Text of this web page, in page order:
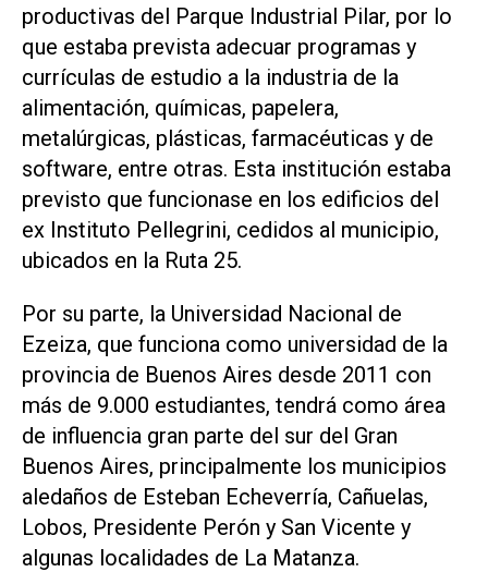
productivas del Parque Industrial Pilar, por lo
que estaba prevista adecuar programas y
currículas de estudio a la industria de la
alimentación, químicas, papelera,
metalúrgicas, plásticas, farmacéuticas y de
software, entre otras. Esta institución estaba
previsto que funcionase en los edificios del
ex Instituto Pellegrini, cedidos al municipio,
ubicados en la Ruta 25.
Por su parte, la Universidad Nacional de
Ezeiza, que funciona como universidad de la
provincia de Buenos Aires desde 2011 con
más de 9.000 estudiantes, tendrá como área
de influencia gran parte del sur del Gran
Buenos Aires, principalmente los municipios
aledaños de Esteban Echeverría, Cañuelas,
Lobos, Presidente Perón y San Vicente y
algunas localidades de La Matanza.